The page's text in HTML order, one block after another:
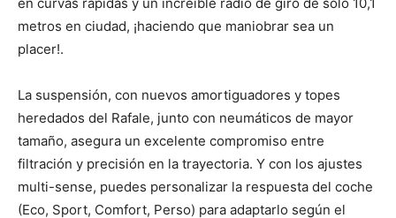
metros en ciudad, ¡haciendo que maniobrar sea un
placer!.
La suspensión, con nuevos amortiguadores y topes
heredados del Rafale, junto con neumáticos de mayor
tamaño, asegura un excelente compromiso entre
filtración y precisión en la trayectoria. Y con los ajustes
multi-sense, puedes personalizar la respuesta del coche
(Eco, Sport, Comfort, Perso) para adaptarlo según el